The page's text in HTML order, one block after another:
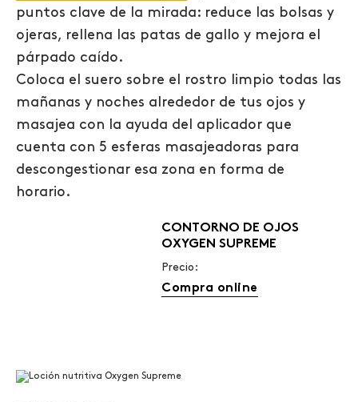
puntos clave de la mirada: reduce las bolsas y
ojeras, rellena las patas de gallo y mejora el
párpado caído.
Coloca el suero sobre el rostro limpio todas las
mañanas y noches alrededor de tus ojos y
masajea con la ayuda del aplicador que
cuenta con 5 esferas masajeadoras para
descongestionar esa zona en forma de
horario.
CONTORNO DE OJOS
OXYGEN SUPREME
Precio:
Compra online